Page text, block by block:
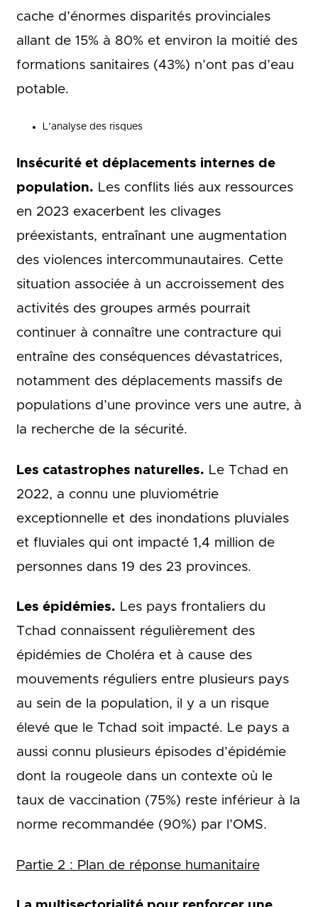
cache d’énormes disparités provinciales
allant de 15% à 80% et environ la moitié des
formations sanitaires (43%) n’ont pas d’eau
potable.
L’analyse des risques
Insécurité et déplacements internes de
population. Les conflits liés aux ressources
en 2023 exacerbent les clivages
préexistants, entraînant une augmentation
des violences intercommunautaires. Cette
situation associée à un accroissement des
activités des groupes armés pourrait
continuer à connaître une contracture qui
entraîne des conséquences dévastatrices,
notamment des déplacements massifs de
populations d’une province vers une autre, à
la recherche de la sécurité.
Les catastrophes naturelles. Le Tchad en
2022, a connu une pluviométrie
exceptionnelle et des inondations pluviales
et fluviales qui ont impacté 1,4 million de
personnes dans 19 des 23 provinces.
Les épidémies. Les pays frontaliers du
Tchad connaissent régulièrement des
épidémies de Choléra et à cause des
mouvements réguliers entre plusieurs pays
au sein de la population, il y a un risque
élevé que le Tchad soit impacté. Le pays a
aussi connu plusieurs épisodes d’épidémie
dont la rougeole dans un contexte où le
taux de vaccination (75%) reste inférieur à la
norme recommandée (90%) par l’OMS.
Partie 2 : Plan de réponse humanitaire